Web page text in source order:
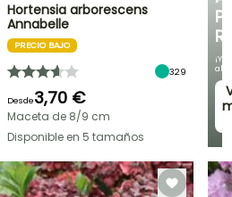
OFERTA
RELÁMPAGO
¡Y
Hortensia arborescens
Annabelle
PRECIO BAJO
329
Desde3,70 €
Maceta de 8/9 cm
Disponible en 5 tamaños